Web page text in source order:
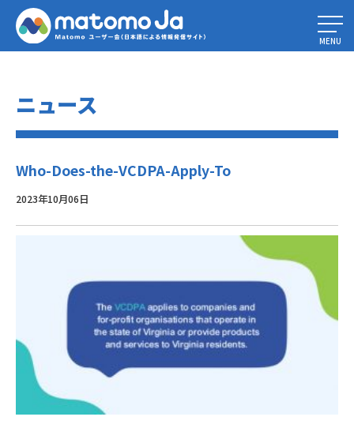
Home» バージニア州消費者データ保護法（VCDPA）ガイド
the-VCDPA-Apply-To
MENU
ニュース
Who-Does-the-VCDPA-Apply-To
2023年10月06日